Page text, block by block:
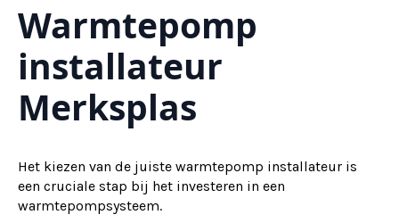
Warmtepomp
installateur
Merksplas
Het kiezen van de juiste warmtepomp installateur is
een cruciale stap bij het investeren in een
warmtepompsysteem.